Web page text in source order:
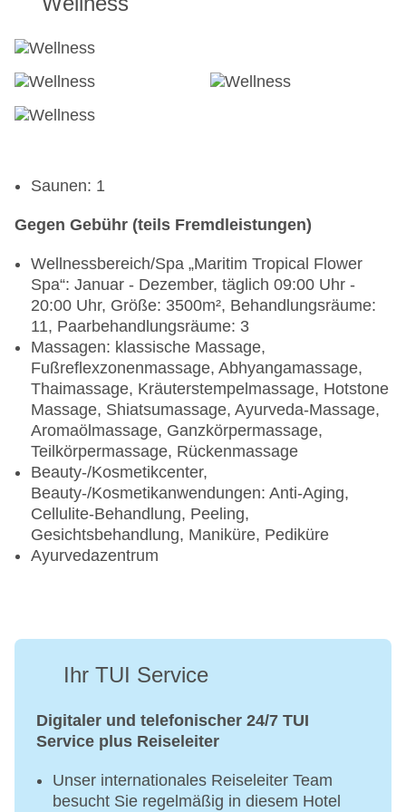
Saunen: 1
Gegen Gebühr (teils Fremdleistungen)
Wellnessbereich/Spa „Maritim Tropical Flower
Spa“: Januar - Dezember, täglich 09:00 Uhr -
20:00 Uhr, Größe: 3500m², Behandlungsräume:
11, Paarbehandlungsräume: 3
Massagen: klassische Massage,
Fußreflexzonenmassage, Abhyangamassage,
Thaimassage, Kräuterstempelmassage, Hotstone
Massage, Shiatsumassage, Ayurveda-Massage,
Aromaölmassage, Ganzkörpermassage,
Teilkörpermassage, Rückenmassage
Beauty-/Kosmetikcenter,
Beauty-/Kosmetikanwendungen: Anti-Aging,
Cellulite-Behandlung, Peeling,
Gesichtsbehandlung, Maniküre, Pediküre
Ayurvedazentrum
Ihr TUI Service
Digitaler und telefonischer 24/7 TUI
Service plus Reiseleiter
Unser internationales Reiseleiter Team
besucht Sie regelmäßig in diesem Hotel